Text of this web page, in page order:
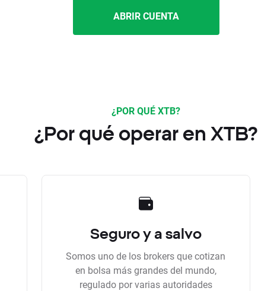
ABRIR CUENTA
¿POR QUÉ XTB?
¿Por qué operar en XTB?
Seguro y a salvo
Somos uno de los brokers que cotizan
en bolsa más grandes del mundo,
regulado por varias autoridades